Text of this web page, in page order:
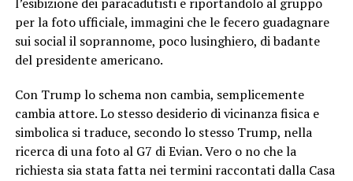
per la foto ufficiale, immagini che le fecero guadagnare
sui social il soprannome, poco lusinghiero, di badante
del presidente americano.
Con Trump lo schema non cambia, semplicemente
cambia attore. Lo stesso desiderio di vicinanza fisica e
simbolica si traduce, secondo lo stesso Trump, nella
ricerca di una foto al G7 di Evian. Vero o no che la
richiesta sia stata fatta nei termini raccontati dalla Casa